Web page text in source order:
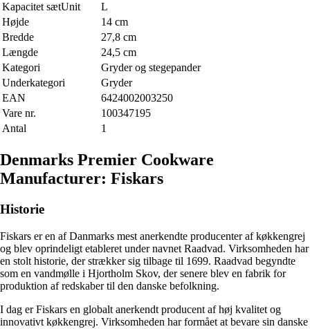
Kapacitet sætUnit
L
Højde
14 cm
Bredde
27,8 cm
Længde
24,5 cm
Kategori
Gryder og stegepander
Underkategori
Gryder
EAN
6424002003250
Vare nr.
100347195
Antal
1
Denmarks Premier Cookware
Manufacturer: Fiskars
Historie
Fiskars er en af Danmarks mest anerkendte producenter af køkkengrej
og blev oprindeligt etableret under navnet Raadvad. Virksomheden har
en stolt historie, der strækker sig tilbage til 1699. Raadvad begyndte
som en vandmølle i Hjortholm Skov, der senere blev en fabrik for
produktion af redskaber til den danske befolkning.
I dag er Fiskars en globalt anerkendt producent af høj kvalitet og
innovativt køkkengrej. Virksomheden har formået at bevare sin danske